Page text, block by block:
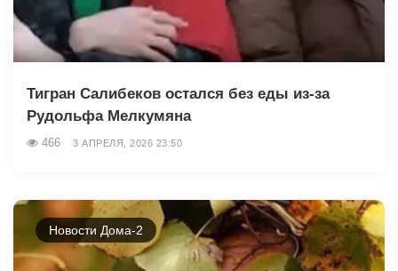
Тигран Салибеков остался без еды из-за
Рудольфа Мелкумяна
466 3 АПРЕЛЯ, 2026 23:50
Новости Дома-2